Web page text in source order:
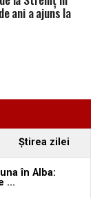
1 5
1 1
2
ani a ajuns la
Ştirea zilei
în Alba:
...